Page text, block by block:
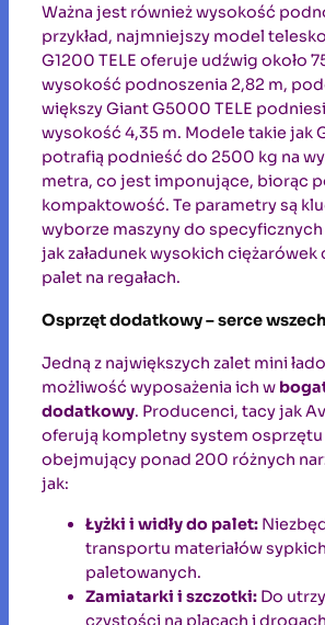
Ważna jest również wysokość
przykład, najmniejszy model
G1200 TELE oferuje udźwig około
wysokość podnoszenia 2,82 m,
większy Giant G5000 TELE
wysokość 4,35 m. Modele takie jak
potrafią podnieść do 2500 kg na
metra, co jest imponujące, biorąc
kompaktowość. Te parametry są
wyborze maszyny do specyficznych
jak załadunek wysokich ciężarówek
palet na regałach.
Osprzęt dodatkowy – serce
Jedną z największych zalet mini
możliwość wyposażenia ich w
dodatkowy. Producenci, tacy jak
oferują kompletny system
obejmujący ponad 200 różnych
jak:
Łyżki i widły do palet:
transportu materiałów
paletowanych.
Zamiatarki i szczotki: Do
czystości na placach i